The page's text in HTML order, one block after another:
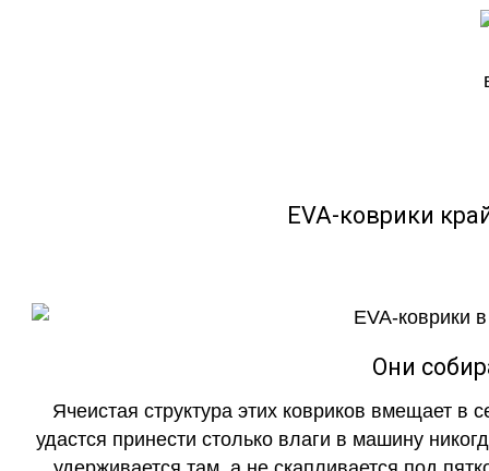
EVA-коврики
Они
Ячеистая структура этих ковриков вмещает в
удастся принести столько влаги в машину